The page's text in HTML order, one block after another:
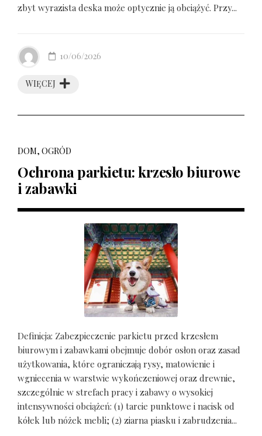
zbyt wyrazista deska może optycznie ją obciążyć. Przy...
WIĘCEJ
10/06/2026
DOM, OGRÓD
Ochrona parkietu: krzesło biurowe
i zabawki
Definicja: Zabezpieczenie parkietu przed krzesłem
biurowym i zabawkami obejmuje dobór osłon oraz zasad
użytkowania, które ograniczają rysy, matowienie i
wgniecenia w warstwie wykończeniowej oraz drewnie,
szczególnie w strefach pracy i zabawy o wysokiej
intensywności obciążeń: (1) tarcie punktowe i nacisk od
kółek lub nóżek mebli; (2) ziarna piasku i zabrudzenia...